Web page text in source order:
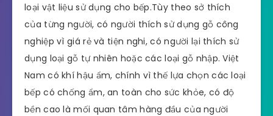
loại vật liệu sử dụng cho bếp.Tùy theo sở thích
của từng người, có người thích sử dụng gỗ công
nghiệp vì giá rẻ và tiện nghi, có người lại thích sử
dụng loại gỗ tự nhiên hoặc các loại gỗ nhập. Việt
Nam có khí hậu ẩm, chính vì thế lựa chọn các loại
bếp có chống ẩm, an toàn cho sức khỏe, có độ
bền cao là mối quan tâm hàng đầu của người